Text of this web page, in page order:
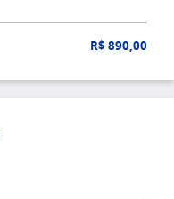
R$ 890,00